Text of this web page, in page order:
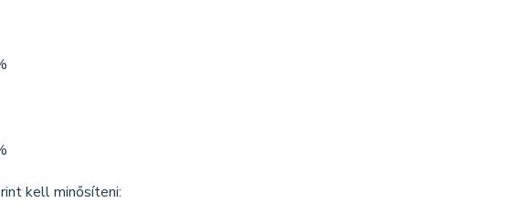
kell minősíteni: